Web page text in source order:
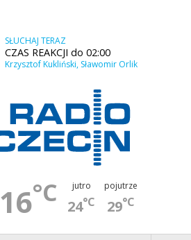
SŁUCHAJ TERAZ
CZAS REAKCJI do 02:00
Krzysztof Kukliński, Sławomir Orlik
16°C jutro
24°C
pojutrze
29°C